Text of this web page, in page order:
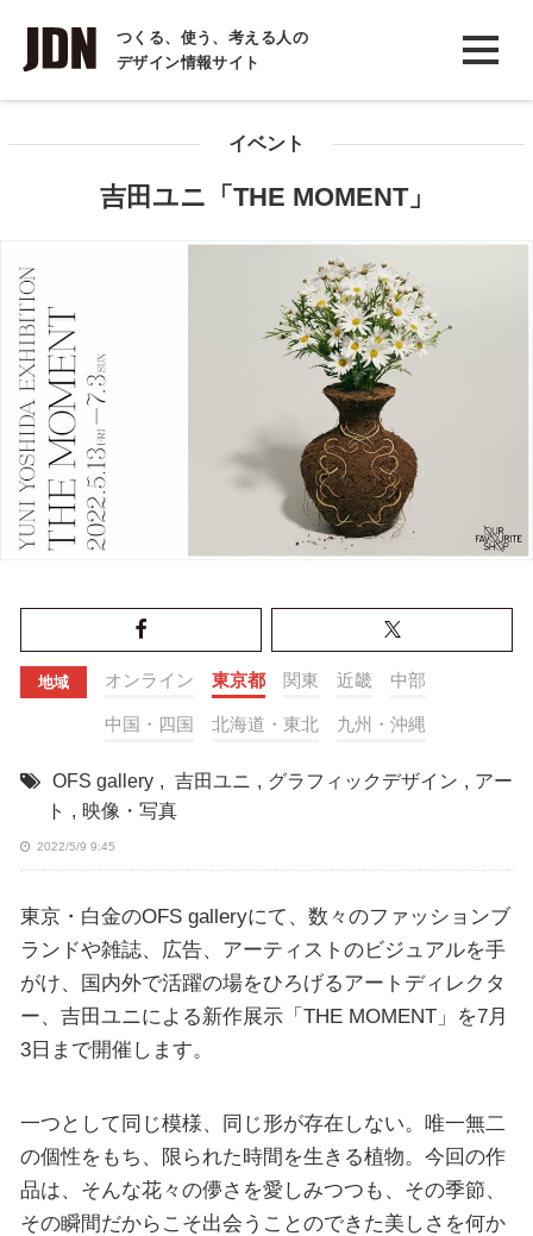
つくる、使う、考える人の
デザイン情報サイト
INTERVIEW
インタビュー
イベント
吉田ユニ「THE MOMENT」
地域 オンライン 東京都 関東 近畿 中部
中国・四国 北海道・東北 九州・沖縄
OFS gallery , 吉田ユニ , グラフィックデザイン , アー
ト , 映像・写真
2022/5/9 9:45
東京・白金のOFS galleryにて、数々のファッションブ
ランドや雑誌、広告、アーティストのビジュアルを手
がけ、国内外で活躍の場をひろげるアートディレクタ
ー、吉田ユニによる新作展示「THE MOMENT」を7月
3日まで開催します。
一つとして同じ模様、同じ形が存在しない。唯一無二
の個性をもち、限られた時間を生きる植物。今回の作
品は、そんな花々の儚さを愛しみつつも、その季節、
その瞬間だからこそ出会うことのできた美しさを何か